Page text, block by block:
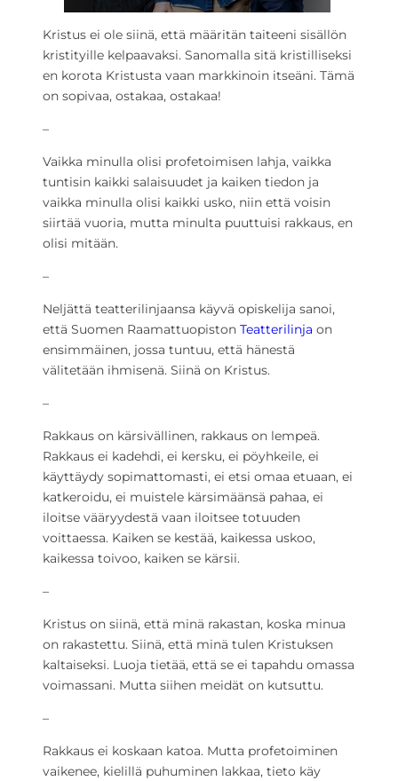
Kristus ei ole siinä, että määritän taiteeni sisällön
kristityille kelpaavaksi. Sanomalla sitä kristilliseksi
en korota Kristusta vaan markkinoin itseäni. Tämä
on sopivaa, ostakaa, ostakaa!
–
Vaikka minulla olisi profetoimisen lahja, vaikka
tuntisin kaikki salaisuudet ja kaiken tiedon ja
vaikka minulla olisi kaikki usko, niin että voisin
siirtää vuoria, mutta minulta puuttuisi rakkaus, en
olisi mitään.
–
Neljättä teatterilinjaansa käyvä opiskelija sanoi,
että Suomen Raamattuopiston Teatterilinja on
ensimmäinen, jossa tuntuu, että hänestä
välitetään ihmisenä. Siinä on Kristus.
–
Rakkaus on kärsivällinen, rakkaus on lempeä.
Rakkaus ei kadehdi, ei kersku, ei pöyhkeile, ei
käyttäydy sopimattomasti, ei etsi omaa etuaan, ei
katkeroidu, ei muistele kärsimäänsä pahaa, ei
iloitse vääryydestä vaan iloitsee totuuden
voittaessa. Kaiken se kestää, kaikessa uskoo,
kaikessa toivoo, kaiken se kärsii.
–
Kristus on siinä, että minä rakastan, koska minua
on rakastettu. Siinä, että minä tulen Kristuksen
kaltaiseksi. Luoja tietää, että se ei tapahdu omassa
voimassani. Mutta siihen meidät on kutsuttu.
–
Rakkaus ei koskaan katoa. Mutta profetoiminen
vaikenee, kielillä puhuminen lakkaa, tieto käy